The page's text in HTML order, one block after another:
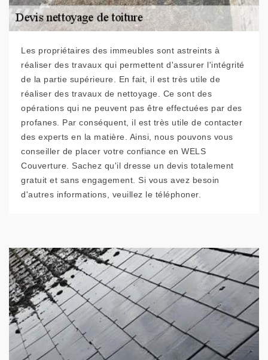
Les propriétaires des immeubles sont astreints à
réaliser des travaux qui permettent d'assurer l'intégrité
de la partie supérieure. En fait, il est très utile de
réaliser des travaux de nettoyage. Ce sont des
opérations qui ne peuvent pas être effectuées par des
profanes. Par conséquent, il est très utile de contacter
des experts en la matière. Ainsi, nous pouvons vous
conseiller de placer votre confiance en WELS
Couverture. Sachez qu'il dresse un devis totalement
gratuit et sans engagement. Si vous avez besoin
d'autres informations, veuillez le téléphoner.